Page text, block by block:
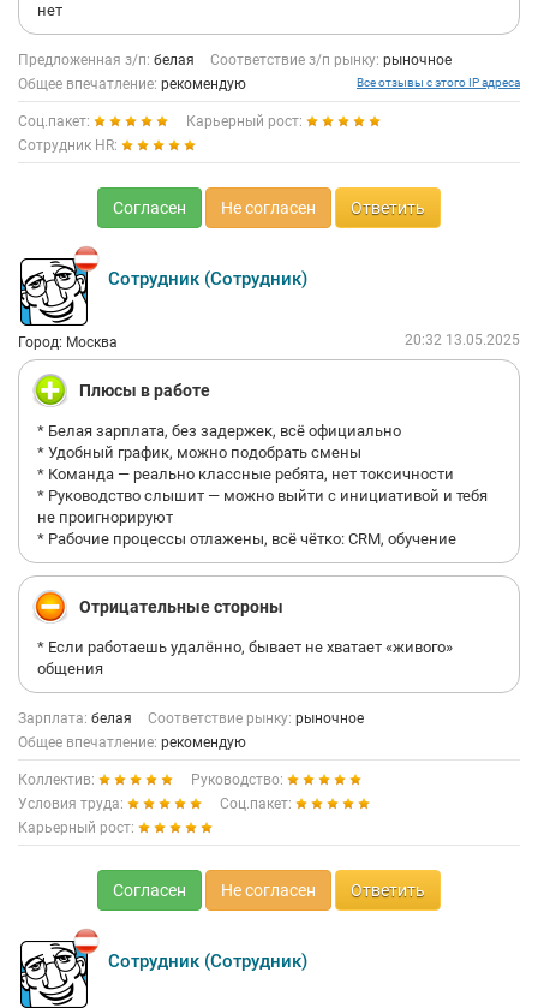
нет
Предложенная з/п: белая Соответствие з/п рынку: рыночное
Общее впечатление: рекомендую Все отзывы с этого IP адреса
Соц.пакет:
Карьерный рост:
Сотрудник HR:
Согласен Не согласен Ответить
Сотрудник (Сотрудник)
Город: Москва 20:32 13.05.2025
Плюсы в работе
* Белая зарплата, без задержек, всё официально
* Удобный график, можно подобрать смены
* Команда — реально классные ребята, нет токсичности
* Руководство слышит — можно выйти с инициативой и тебя
не проигнорируют
* Рабочие процессы отлажены, всё чётко: CRM, обучение
Отрицательные стороны
* Если работаешь удалённо, бывает не хватает «живого»
общения
Зарплата: белая Соответствие рынку: рыночное
Общее впечатление: рекомендую
Коллектив:
Руководство:
Условия труда:
Соц.пакет:
Карьерный рост:
Согласен Не согласен Ответить
Сотрудник (Сотрудник)